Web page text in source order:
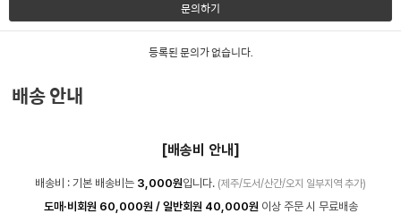
문의하기
등록된 문의가 없습니다.
배송 안내
[배송비 안내]
배송비 : 기본 배송비는 3,000원입니다. (제주/도서/산간/오지 일부지역 추가)
도매·비회원 60,000원 / 일반회원 40,000원 이상 주문 시 무료배송